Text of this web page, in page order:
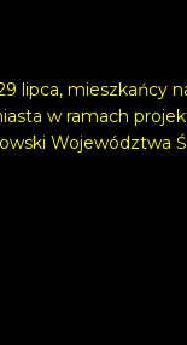
lipca, mieszkańcy
w ramach
Województwa